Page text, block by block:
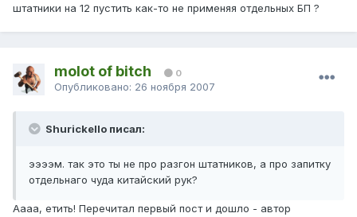
штатники на 12 пустить как-то не применяя отдельных БП ?
molot of bitch 0
Опубликовано: 26 ноября 2007
Shurickello писал:
ээээм. так это ты не про разгон штатников, а про запитку
отдельнаго чуда китайский рук?
Аааа, етить! Перечитал первый пост и дошло - автор